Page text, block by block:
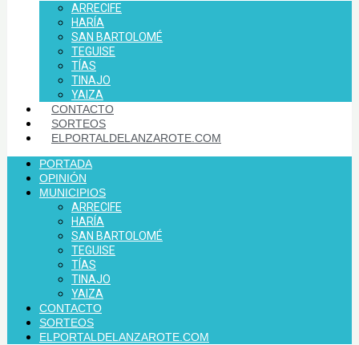
ARRECIFE
HARÍA
SAN BARTOLOMÉ
TEGUISE
TÍAS
TINAJO
YAIZA
CONTACTO
SORTEOS
ELPORTALDELANZAROTE.COM
PORTADA
OPINIÓN
MUNICIPIOS
ARRECIFE
HARÍA
SAN BARTOLOMÉ
TEGUISE
TÍAS
TINAJO
YAIZA
CONTACTO
SORTEOS
ELPORTALDELANZAROTE.COM